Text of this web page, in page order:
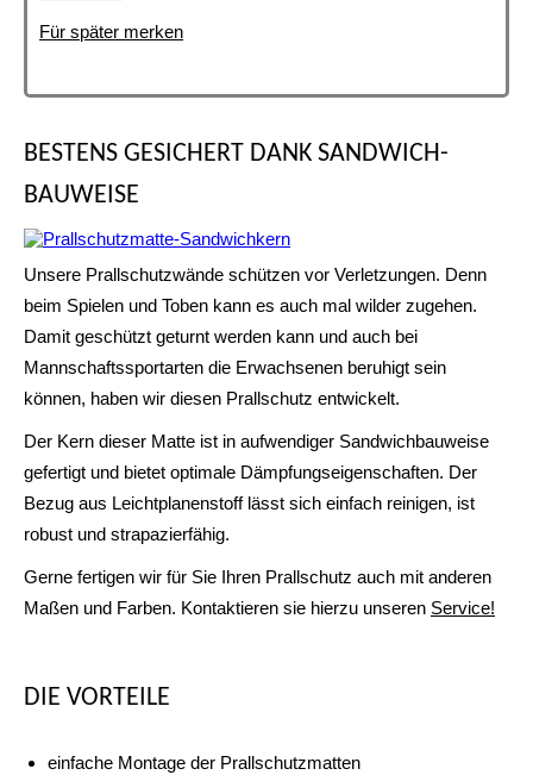
Für später merken
BESTENS GESICHERT DANK SANDWICH-
BAUWEISE
Unsere Prallschutzwände schützen vor Verletzungen. Denn
beim Spielen und Toben kann es auch mal wilder zugehen.
Damit geschützt geturnt werden kann und auch bei
Mannschaftssportarten die Erwachsenen beruhigt sein
können, haben wir diesen Prallschutz entwickelt.
Der Kern dieser Matte ist in aufwendiger Sandwichbauweise
gefertigt und bietet optimale Dämpfungseigenschaften. Der
Bezug aus Leichtplanenstoff lässt sich einfach reinigen, ist
robust und strapazierfähig.
Gerne fertigen wir für Sie Ihren Prallschutz auch mit anderen
Maßen und Farben. Kontaktieren sie hierzu unseren Service!
DIE VORTEILE
einfache Montage der Prallschutzmatten